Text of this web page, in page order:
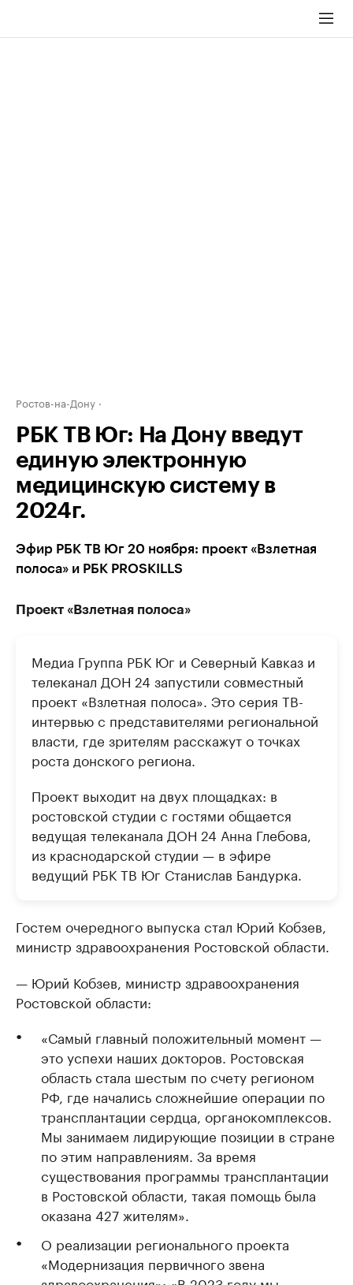
Ростов-на-Дону
РБК ТВ Юг: На Дону введут
единую электронную
медицинскую систему в
2024г.
Эфир РБК ТВ Юг 20 ноября: проект «Взлетная
полоса» и РБК PROSKILLS
Проект «Взлетная полоса»
Медиа Группа РБК Юг и Северный Кавказ и
телеканал ДОН 24 запустили совместный
проект «Взлетная полоса». Это серия ТВ-
интервью с представителями региональной
власти, где зрителям расскажут о точках
роста донского региона.
Проект выходит на двух площадках: в
ростовской студии с гостями общается
ведущая телеканала ДОН 24 Анна Глебова,
из краснодарской студии — в эфире
ведущий РБК ТВ Юг Станислав Бандурка.
Гостем очередного выпуска стал Юрий Кобзев,
министр здравоохранения Ростовской области.
— Юрий Кобзев, министр здравоохранения
Ростовской области:
«Самый главный положительный момент —
это успехи наших докторов. Ростовская
область стала шестым по счету регионом
РФ, где начались сложнейшие операции по
трансплантации сердца, органокомплексов.
Мы занимаем лидирующие позиции в стране
по этим направлениям. За время
существования программы трансплантации
в Ростовской области, такая помощь была
оказана 427 жителям».
О реализации регионального проекта
«Модернизация первичного звена